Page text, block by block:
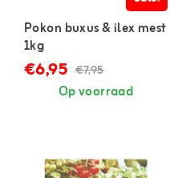
Pokon buxus & ilex mest
1kg
€6,95 €7,95
Op voorraad